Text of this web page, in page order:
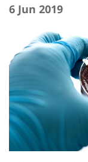
6 Jun 2019